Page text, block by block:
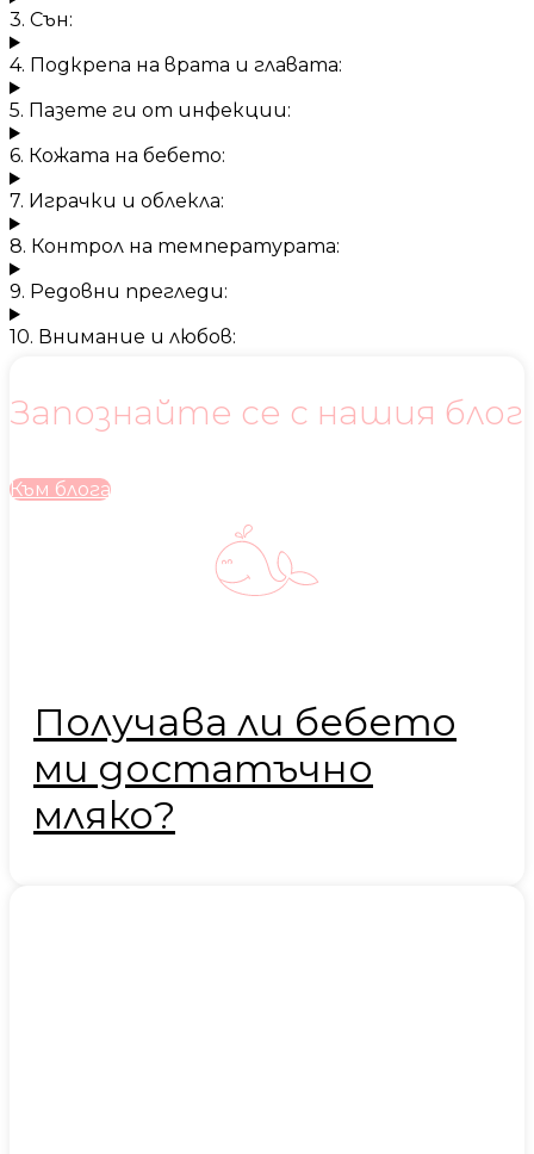
3. Сън:
4. Подкрепа на врата и главата:
5. Пазете ги от инфекции:
6. Кожата на бебето:
7. Играчки и облекла:
8. Контрол на температурата:
9. Редовни прегледи:
10. Внимание и любов:
Запознайте се с нашия блог
Към блога
Получава ли бебето
ми достатъчно
мляко?